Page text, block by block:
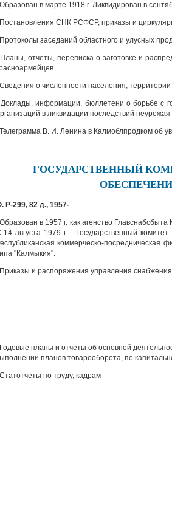
Образован в марте 1918 г. Ликвидирован в
Постановления СНК РСФСР, приказы и
Протоколы заседаний областного и улусных
Планы, отчеты, переписка о заготовке и
Сведения о численности населения, территории
Доклады, информации, бюллетени о борьбе с
в ликвидации последствий неурожая
Телеграмма В. И. Ленина в Калмоблпродком об
ГОСУДАРСТВЕННЫЙ
Р-299, 82 д., 1957-
Образован в 1957 г. как агенство
14 августа 1979 г. - Государственный
коммерческо-
"Калмыкия".
Приказы и распоряжения управления
Годовые планы и отчеты об основной
планов товарооборота, по
Статотчеты по труду, кадрам